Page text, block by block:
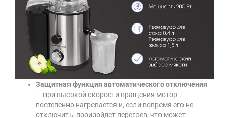
Защитная функция автоматического отключения
— при высокой скорости вращения мотор
постепенно нагревается и, если вовремя его не
отключить, произойдет перегрев, что может